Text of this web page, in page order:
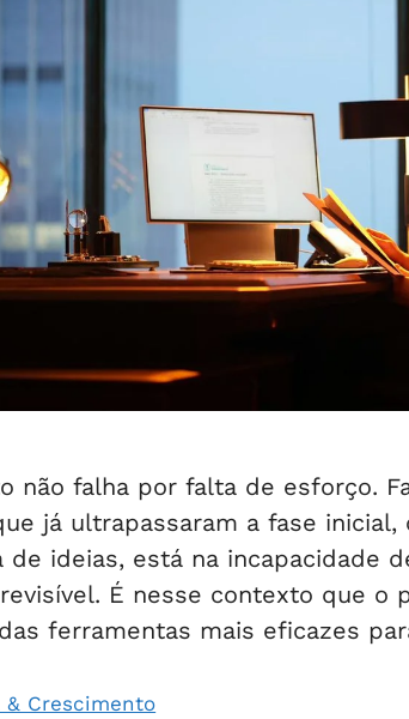
não falha por falta de esforço.
já ultrapassaram a fase
de ideias, está na incapacidade
É nesse contexto que o
ferramentas mais eficazes
& Crescimento